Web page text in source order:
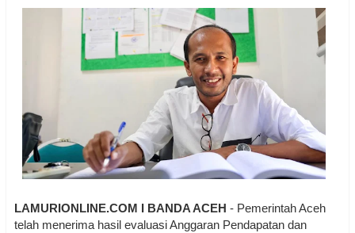
LAMURIONLINE.COM I BANDA ACEH - Pemerintah Aceh
telah menerima hasil evaluasi Anggaran Pendapatan dan